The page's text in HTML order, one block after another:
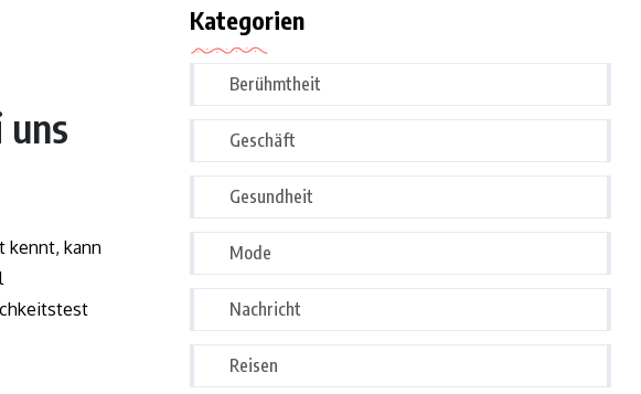
uns
kennt, kann
Kategorien
Berühmtheit
Geschäft
Gesundheit
Mode
Nachricht
Reisen